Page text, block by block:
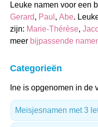
Leuke namen voor een
Gerard, Paul , Abe.
zijn: Marie-Thérèse,
meer bijpassende
Categorieën
Ine is opgenomen in de
Meisjesnamen met 3